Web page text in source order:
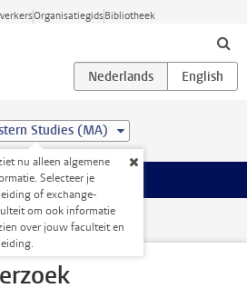
OrganisatiegidsBibliotheek
Studies (MA)
nu alleen algemene
Selecteer je
of exchange-
om ook informatie
over jouw faculteit en
Stage en onderzoek